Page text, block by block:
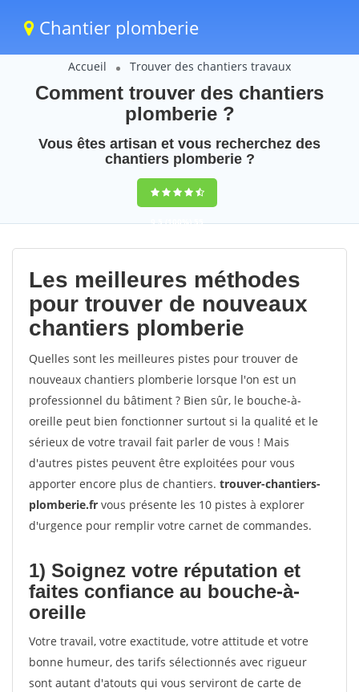
Chantier plomberie
Accueil Trouver des chantiers travaux
Comment trouver des chantiers
plomberie ?
Vous êtes artisan et vous recherchez des
chantiers plomberie ?
9,5(100%)55
votes
Les meilleures méthodes
pour trouver de nouveaux
chantiers plomberie
Quelles sont les meilleures pistes pour trouver de
nouveaux chantiers plomberie lorsque l'on est un
professionnel du bâtiment ? Bien sûr, le bouche-à-
oreille peut bien fonctionner surtout si la qualité et le
sérieux de votre travail fait parler de vous ! Mais
d'autres pistes peuvent être exploitées pour vous
apporter encore plus de chantiers. trouver-chantiers-
plomberie.fr vous présente les 10 pistes à explorer
d'urgence pour remplir votre carnet de commandes.
1) Soignez votre réputation et
faites confiance au bouche-à-
oreille
Votre travail, votre exactitude, votre attitude et votre
bonne humeur, des tarifs sélectionnés avec rigueur
sont autant d'atouts qui vous serviront de carte de